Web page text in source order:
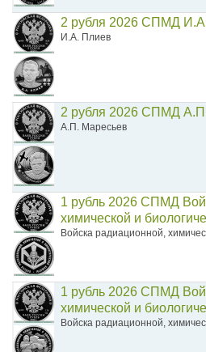
2 рубля 2026 СПМД
И.А. Плиев
2 рубля 2026 СПМД
А.П. Маресьев
1 рубль 2026 СПМД
химической и
Войска радиационной,
1 рубль 2026 СПМД
химической и
Войска радиационной,